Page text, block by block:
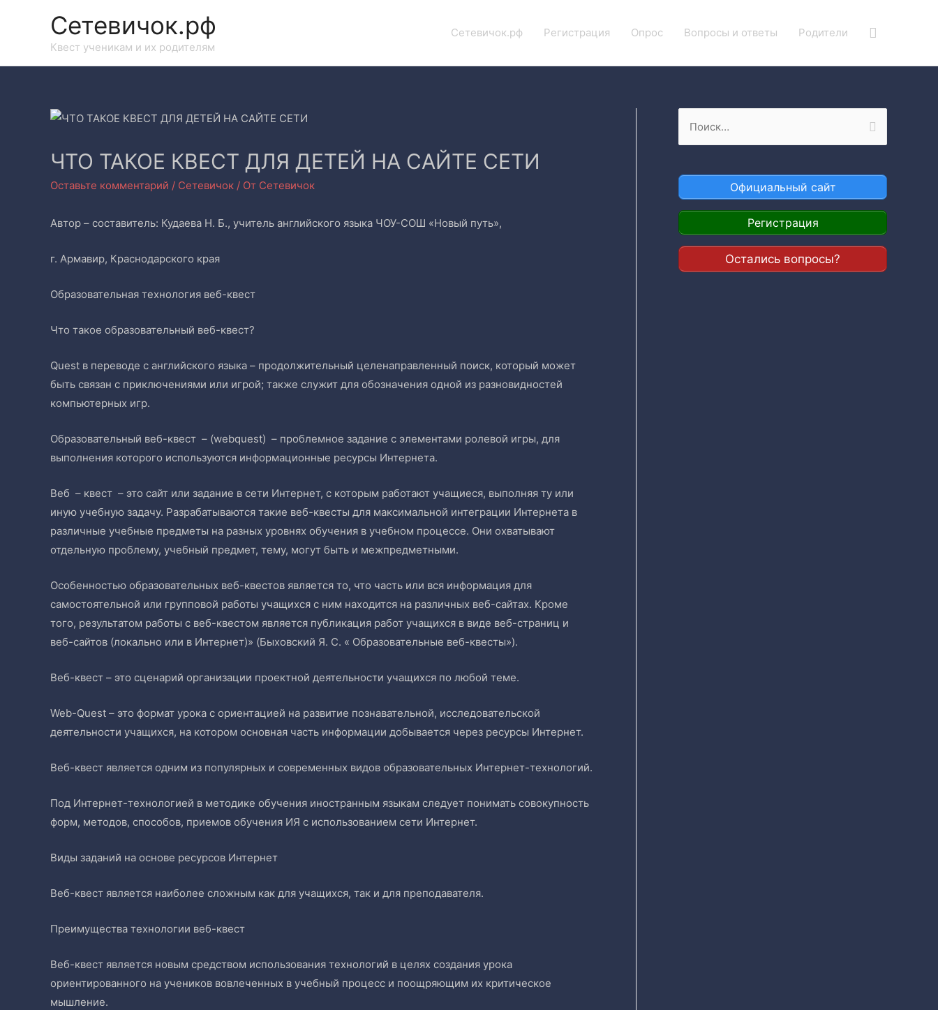
Сетевичок.рф
Квест ученикам и их родителям
Сетевичок.рф Регистрация Опрос Вопросы и ответы Родители Поиск
ЧТО ТАКОЕ КВЕСТ ДЛЯ ДЕТЕЙ НА САЙТЕ СЕТИ
Оставьте комментарий / Сетевичок / От Сетевичок
Автор – составитель: Кудаева Н. Б., учитель английского языка ЧОУ-СОШ «Новый путь»,
г. Армавир, Краснодарского края
Образовательная технология веб-квест
Что такое образовательный веб-квест?
Quest в переводе с английского языка – продолжительный целенаправленный поиск, который может
быть связан с приключениями или игрой; также служит для обозначения одной из разновидностей
компьютерных игр.
Образовательный веб-квест – (webquest) – проблемное задание c элементами ролевой игры, для
выполнения которого используются информационные ресурсы Интернета.
Веб – квест – это сайт или задание в сети Интернет, с которым работают учащиеся, выполняя ту или
иную учебную задачу. Разрабатываются такие веб-квесты для максимальной интеграции Интернета в
различные учебные предметы на разных уровнях обучения в учебном процессе. Они охватывают
отдельную проблему, учебный предмет, тему, могут быть и межпредметными.
Особенностью образовательных веб-квестов является то, что часть или вся информация для
самостоятельной или групповой работы учащихся с ним находится на различных веб-сайтах. Кроме
того, результатом работы с веб-квестом является публикация работ учащихся в виде веб-страниц и
веб-сайтов (локально или в Интернет)» (Быховский Я. С. « Образовательные веб-квесты»).
Веб-квест – это сценарий организации проектной деятельности учащихся по любой теме.
Web-Quest – это формат урока с ориентацией на развитие познавательной, исследовательской
деятельности учащихся, на котором основная часть информации добывается через ресурсы Интернет.
Веб-квест является одним из популярных и современных видов образовательных Интернет-технологий.
Под Интернет-технологией в методике обучения иностранным языкам следует понимать совокупность
форм, методов, способов, приемов обучения ИЯ с использованием сети Интернет.
Виды заданий на основе ресурсов Интернет
Веб-квест является наиболее сложным как для учащихся, так и для преподавателя.
Преимущества технологии веб-квест
Веб-квест является новым средством использования технологий в целях создания урока
ориентированного на учеников вовлеченных в учебный процесс и поощряющим их критическое
мышление.
т
и
Официальный сайт
Регистрация
Остались вопросы?